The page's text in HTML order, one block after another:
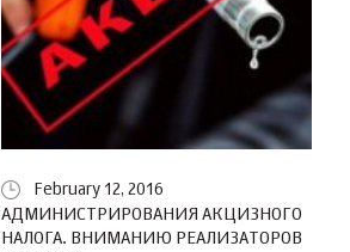
February 12, 2016
АДМИНИСТРИРОВАНИЯ АКЦИЗНОГО
НАЛОГА. ВНИМАНИЮ РЕАЛИЗАТОРОВ